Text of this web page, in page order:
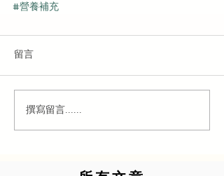
#營養補充
留言
撰寫留言......